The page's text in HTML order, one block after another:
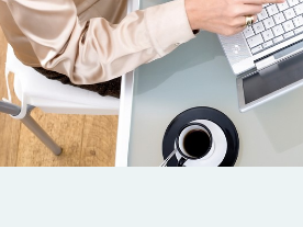
Unsere Standorte
DE
EN HU